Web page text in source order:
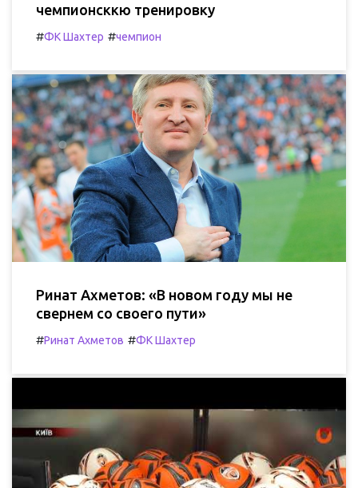
чемпионсккю тренировку
#ФК Шахтер #чемпион
Ринат Ахметов: «В новом году мы не
свернем со своего пути»
#Ринат Ахметов #ФК Шахтер